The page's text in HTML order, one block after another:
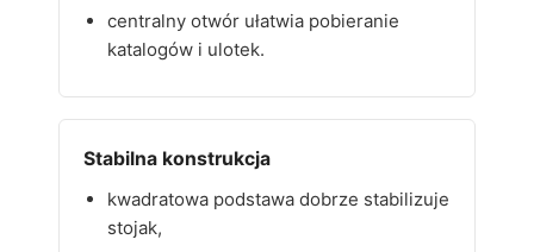
centralny otwór ułatwia pobieranie
katalogów i ulotek.
Stabilna konstrukcja
kwadratowa podstawa dobrze stabilizuje
stojak,